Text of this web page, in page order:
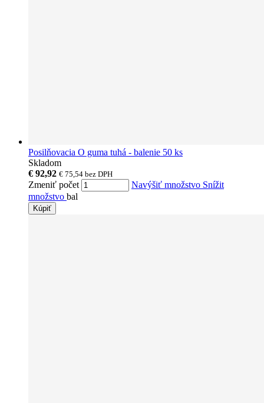
Posilňovacia O guma tuhá - balenie 50 ks
Skladom
€ 92,92 € 75,54 bez DPH
Zmeniť počet Navýšiť množstvo Snížit
množstvo bal
Kúpiť